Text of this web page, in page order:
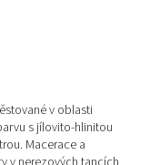
v oblasti
s jílovito-hlinitou
Macerace a